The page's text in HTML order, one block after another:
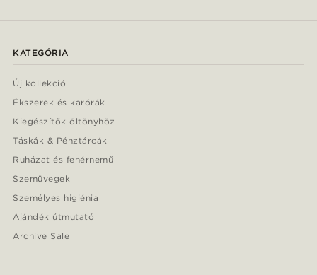
KATEGÓRIA
Új kollekció
Ékszerek és karórák
Kiegészítők öltönyhöz
Táskák & Pénztárcák
Ruházat és fehérnemű
Szemüvegek
Személyes higiénia
Ajándék útmutató
Archive Sale